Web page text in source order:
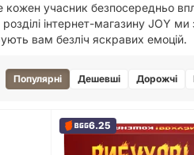
кожен учасник безпосередньо
інтернет-магазину JOY ми
вам безліч яскравих емоцій.
Популярні Дешевші Дорожчі
6.25